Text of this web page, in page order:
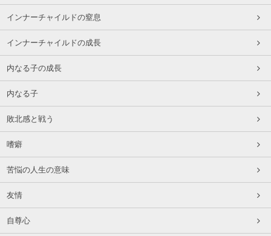
インナーチャイルドの窒息
インナーチャイルドの成長
内なる子の成長
内なる子
敗北感と戦う
嗜癖
苦悩の人生の意味
友情
自尊心